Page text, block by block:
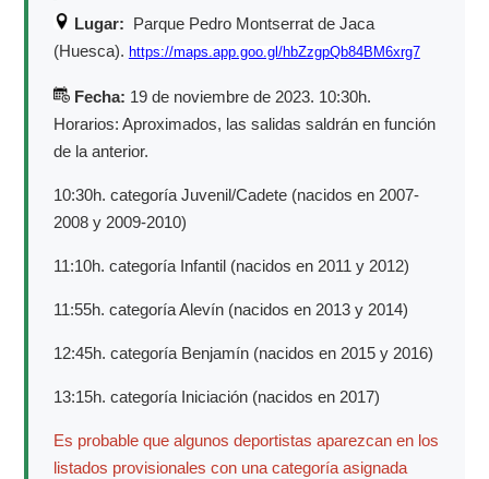
Lugar: Parque Pedro Montserrat de Jaca
(Huesca). https://maps.app.goo.gl/hbZzgpQb84BM6xrg7
Fecha: 19 de noviembre de 2023. 10:30h.
Horarios: Aproximados, las salidas saldrán en función
de la anterior.
10:30h. categoría Juvenil/Cadete (nacidos en 2007-
2008 y 2009-2010)
11:10h. categoría Infantil (nacidos en 2011 y 2012)
11:55h. categoría Alevín (nacidos en 2013 y 2014)
12:45h. categoría Benjamín (nacidos en 2015 y 2016)
13:15h. categoría Iniciación (nacidos en 2017)
Es probable que algunos deportistas aparezcan en los
listados provisionales con una categoría asignada